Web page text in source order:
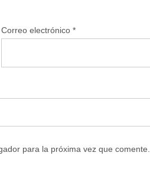
Correo electrónico *
para la próxima vez que comente.